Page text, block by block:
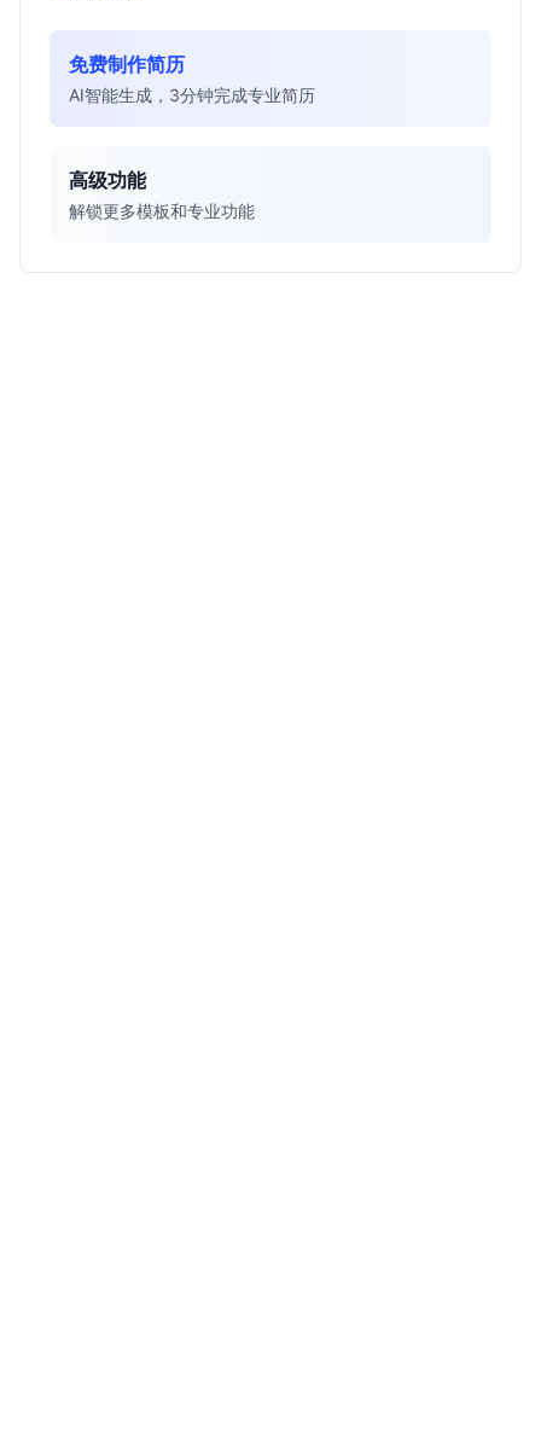
免费制作简历
AI智能生成，3分钟完成专业简历
高级功能
解锁更多模板和专业功能